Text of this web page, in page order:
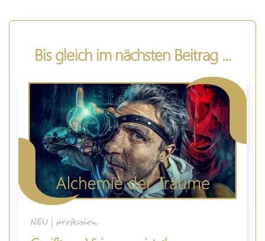
Bis gleich im nächsten Beitrag ...
NEU profession